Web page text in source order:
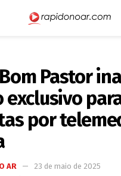
Pastor
exclusivo
por
AR
23 de maio de 2025